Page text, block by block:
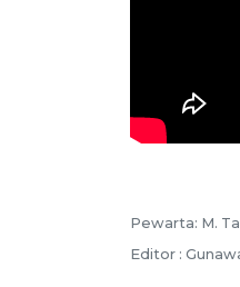
Pewarta: M.
Editor :